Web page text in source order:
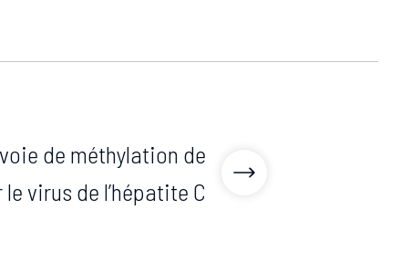
de méthylation de
virus de l’hépatite C